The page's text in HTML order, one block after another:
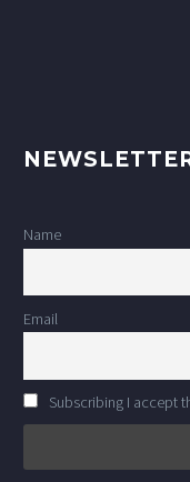
Name
Email
Subscribing I accept